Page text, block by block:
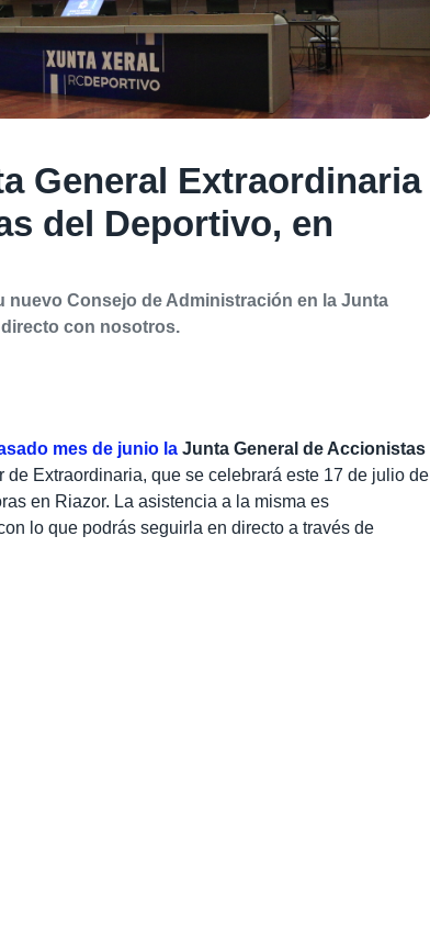
General Extraordinaria
del Deportivo, en
nuevo Consejo de Administración en la Junta
con nosotros.
mes de junio la Junta General de Accionistas
de Extraordinaria, que se celebrará este 17 de julio de
en Riazor. La asistencia a la misma es
lo que podrás seguirla en directo a través de